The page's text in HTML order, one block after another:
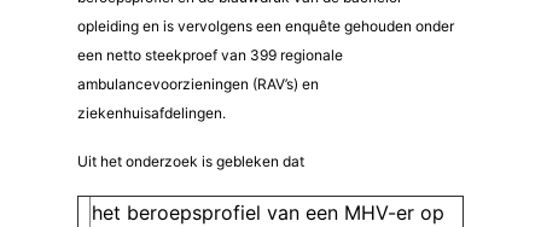
opleiding en is vervolgens een enquête gehouden onder
een netto steekproef van 399 regionale
ambulancevoorzieningen (RAV’s) en
ziekenhuisafdelingen.
Uit het onderzoek is gebleken dat
het beroepsprofiel van een MHV-er op